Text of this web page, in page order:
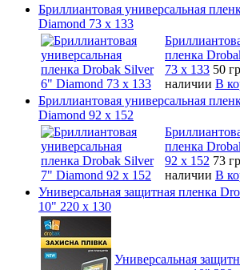
Бриллиантовая универсальная
Diamond 73 х 133
пленка
73 х 133 50
наличии В
Бриллиантовая универсальная
Diamond 92 х 152
пленка
92 х 152 73
наличии В
Универсальная защитная пленка
10" 220 x 130
Универсальная